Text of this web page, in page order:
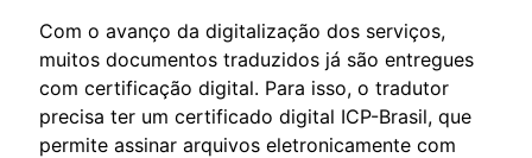
Com o avanço da digitalização dos serviços,
muitos documentos traduzidos já são entregues
com certificação digital. Para isso, o tradutor
precisa ter um certificado digital ICP-Brasil, que
permite assinar arquivos eletronicamente com